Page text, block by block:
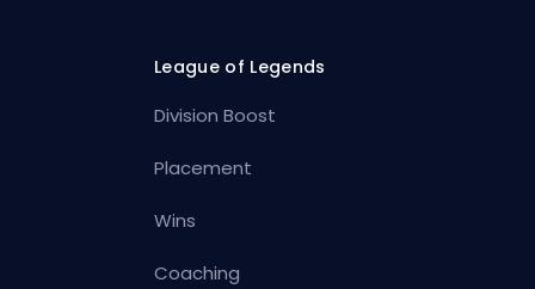
League of Legends
Division Boost
Placement
Wins
Coaching